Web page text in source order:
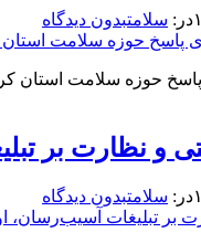
در: سلامتبدون دیدگاه
و نظارت بر
در: سلامتبدون دیدگاه